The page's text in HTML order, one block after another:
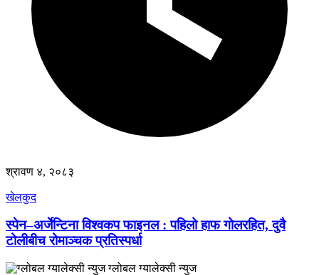
श्रावण ४, २०८३
खेलकुद
स्पेन–अर्जेन्टिना विश्वकप फाइनल : पहिलो हाफ गोलरहित, दुवै
टोलीबीच रोमाञ्चक प्रतिस्पर्धा
ग्लोबल ग्यालेक्सी न्युज